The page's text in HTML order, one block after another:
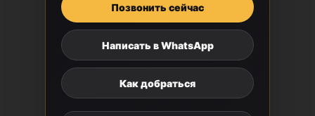
Позвонить сейчас
Написать в WhatsApp
Как добраться